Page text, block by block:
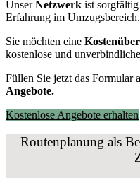
UnserNetzwerk ist
Erfahrung im Umzugsbereich.
Sie möchten eine
kostenlose und
Füllen Sie jetzt das Formular
Angebote.
Kostenlose Angebote erhalten
Routenplanung als